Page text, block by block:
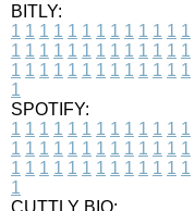
BITLY:
1 1 1 1 1 1 1 1 1 1 1 1 1
1 1 1 1 1 1 1 1 1 1 1 1 1
1 1 1 1 1 1 1 1 1 1 1 1 1
1
SPOTIFY:
1 1 1 1 1 1 1 1 1 1 1 1 1
1 1 1 1 1 1 1 1 1 1 1 1 1
1 1 1 1 1 1 1 1 1 1 1 1 1
1
CUTTLY BIO: